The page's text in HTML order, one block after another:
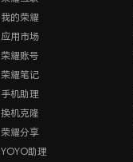
我的荣耀
应用市场
荣耀账号
荣耀笔记
手机助理
换机克隆
荣耀分享
YOYO助理